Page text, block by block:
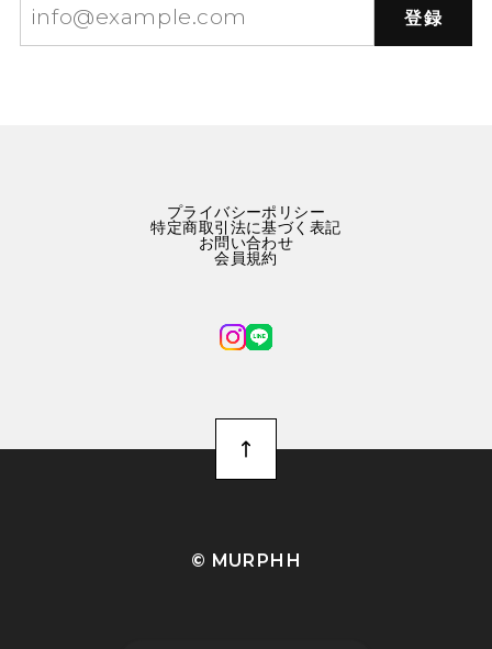
登録
プライバシーポリシー
特定商取引法に基づく表記
お問い合わせ
会員規約
©︎ MURPHH